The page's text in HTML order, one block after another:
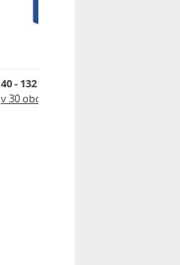
40 - 132 Kč
v 30 obchodech